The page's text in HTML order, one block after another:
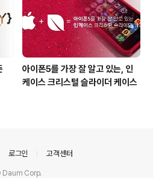
아이폰5를 가장 잘 알고 있는, 인
케이스 크리스털 슬라이더 케이스
로그인 고객센터
Daum Corp.